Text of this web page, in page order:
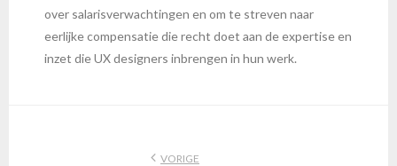
over salarisverwachtingen en om te streven naar
eerlijke compensatie die recht doet aan de expertise en
inzet die UX designers inbrengen in hun werk.
VORIGE